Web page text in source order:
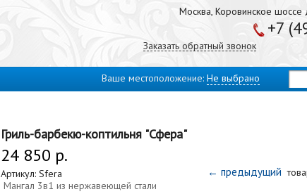
+7
Москва, Коровинское шоссе
Заказать обратный звонок
Ваше местоположение: Не выбрано
Гриль-барбекю-коптильня "Сфера"
24 850 р.
Артикул: Sfera ← предыдущий
Мангал 3в1 из нержавеющей стали